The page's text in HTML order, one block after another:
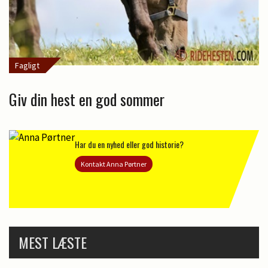
Fagligt
Giv din hest en god sommer
Har du en nyhed eller god historie?
Kontakt Anna Pørtner
MEST LÆSTE